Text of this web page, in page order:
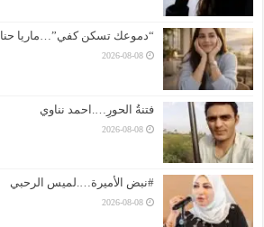
“دموعك تسكن كفي”…ماريا حنا
2026-08-08
فتنةُ الحورِ….احمد نناوي
2026-08-08
#نبض الأميرة….لميس الرحبي
2026-08-08